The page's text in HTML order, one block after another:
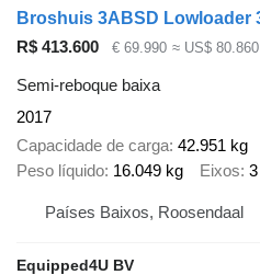
R$ 413.600 € 69.990 ≈ US$ 80.860
Semi-reboque baixa
2017
Capacidade de carga 42.951 kg
Peso líquido 16.049 kg Eixos 3
Países Baixos, Roosendaal
Equipped4U BV